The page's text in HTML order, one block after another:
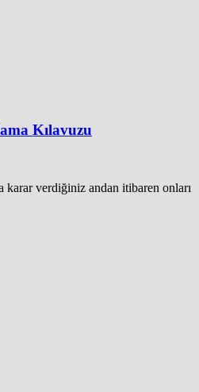
Kılavuzu
verdiğiniz andan itibaren onları